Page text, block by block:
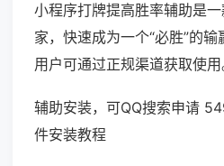
小程序打牌提高胜率辅助是
家，快速成为一个“必胜”的
用户可通过正规渠道获取使用
辅助安装，可QQ搜索申请
件安装教程